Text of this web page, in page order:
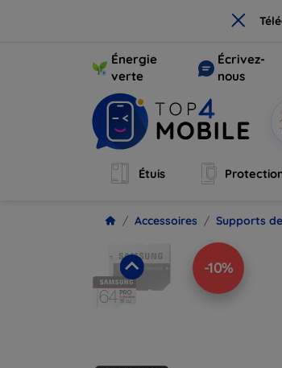
×
Énergie
verte
Écrivez-
nous
Étuis
Accessoires Supports
-10%